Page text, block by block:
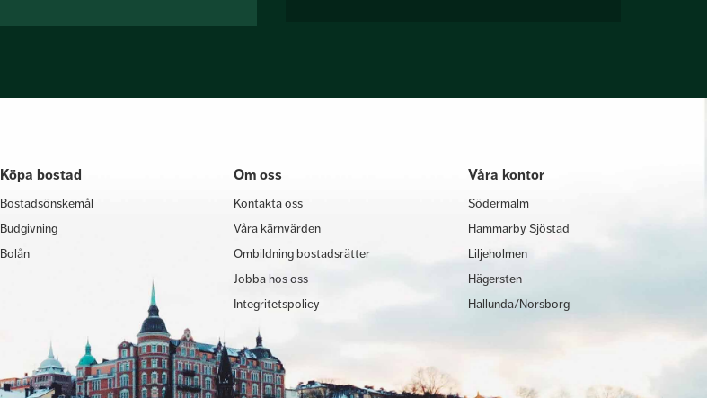
Köpa bostad
Bostadsönskemål
Budgivning
Bolån
Om oss
Kontakta oss
Våra kärnvärden
Ombildning bostadsrätter
Jobba hos oss
Integritetspolicy
Våra kontor
Södermalm
Hammarby Sjöstad
Liljeholmen
Hägersten
Hallunda/Norsborg